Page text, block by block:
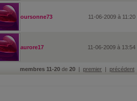
oursonne73 11-06-2009 à 11:20
aurore17 11-06-2009 à 13:54
membres 11-20 de 20 | premier | précédent